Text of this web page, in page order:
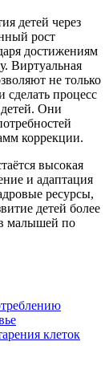
детей через
рост
достижениям
Виртуальная
не только
сделать процесс
Они
коррекции.
высокая
и адаптация
ресурсы,
детей более
малышей по
клеток